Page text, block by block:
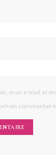
mon e-mail et
commentaire.